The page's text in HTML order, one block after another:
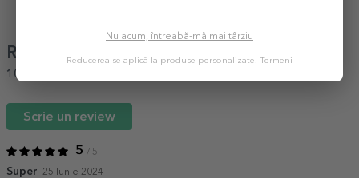
Review-uri / 5
100%
Scrie un review
5 / 5
Super 25 Iunie 2024
Nu acum, întreabă-mă mai târziu
Reducerea se aplică la produse personalizate. Termeni